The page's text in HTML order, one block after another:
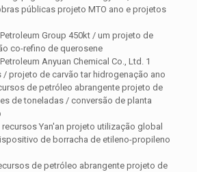
públicas projeto MTO ano e projetos
Group 450kt / um projeto de
co-refino de querosene
Anyuan Chemical Co., Ltd. 1
projeto de carvão tar hidrogenação ano
de petróleo abrangente projeto de
de toneladas / conversão de planta
Yan'an projeto utilização global
de borracha de etileno-propileno
de petróleo abrangente projeto de